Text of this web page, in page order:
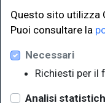
LINK ISTITUZIONALI
Università degli Studi
Sistema
Questo sito utilizza
Puoi consultare la
Necessari
Richiesti per il
Analisi